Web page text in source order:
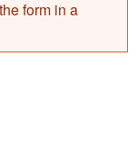
form in a